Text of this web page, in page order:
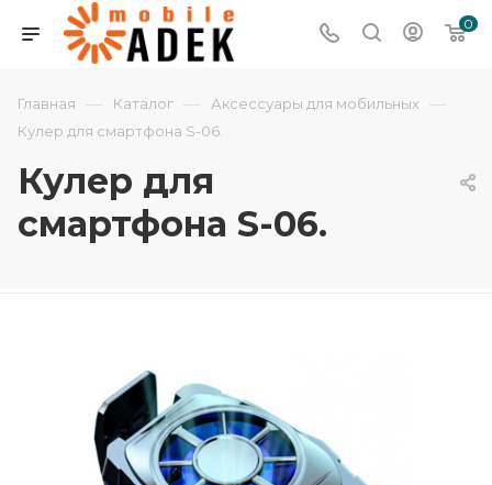
0
Главная — Каталог — Аксессуары для мобильных —
Кулер для смартфона S-06.
Кулер для
смартфона S-06.